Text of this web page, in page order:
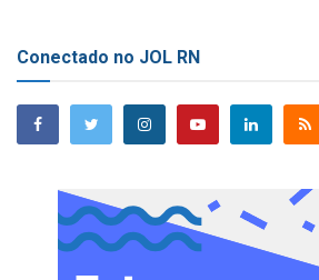
Conectado no JOL RN